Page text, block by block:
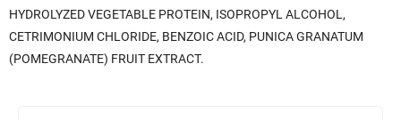
HYDROLYZED VEGETABLE PROTEIN, ISOPROPYL ALCOHOL,
CETRIMONIUM CHLORIDE, BENZOIC ACID, PUNICA GRANATUM
(POMEGRANATE) FRUIT EXTRACT.